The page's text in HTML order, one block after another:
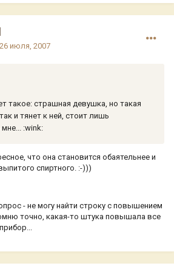
26 июля, 2007
такое: страшная девушка, но такая
и тянет к ней, стоит лишь
:wink:
что она становится обаятельнее и
спиртного. :-)))
- не могу найти строку с повышением
точно, какая-то штука повышала все